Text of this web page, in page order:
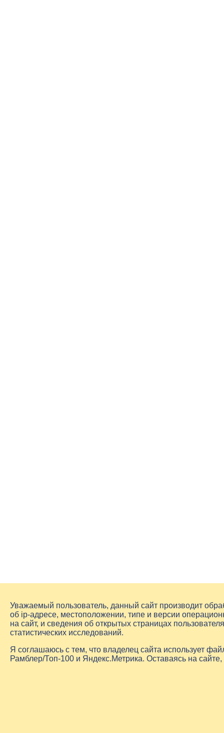
Уважаемый пользователь, данный сайт производит
об ip-адресе, местоположении, типе и версии
на сайт, и сведения об открытых страницах
статистических исследований.
Я соглашаюсь с тем, что владелец сайта использует
Рамблер/Топ-100 и Яндекс.Метрика. Оставаясь на